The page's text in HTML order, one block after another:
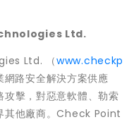
Ltd.
Ltd. （www.checkp
網路安全解決方案供應
擊，對惡意軟體、勒索
其他廠商。Check Point